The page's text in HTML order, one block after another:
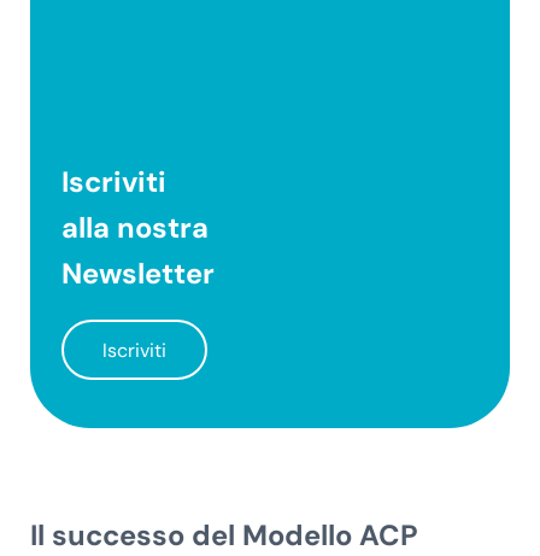
Iscriviti
alla nostra
Newsletter
Iscriviti
Il successo del Modello ACP